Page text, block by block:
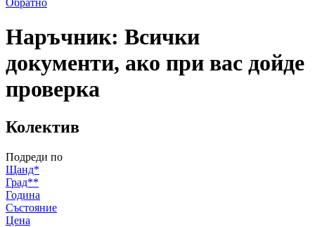
Наръчник: Всички
документи, ако при вас дойде
проверка
Колектив
Подреди по
Щанд*
Град**
Година
Състояние
Цена